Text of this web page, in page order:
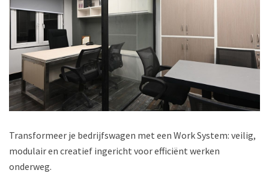
Transformeer je bedrijfswagen met een Work System: veilig,
modulair en creatief ingericht voor efficiënt werken
onderweg.